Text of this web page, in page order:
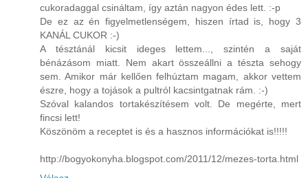
cukoradaggal csináltam, így aztán nagyon édes lett. :-p
De ez az én figyelmetlenségem, hiszen írtad is, hogy 3
KANÁL CUKOR :-)
A tésztánál kicsit ideges lettem..., szintén a saját
bénázásom miatt. Nem akart összeállni a tészta sehogy
sem. Amikor már kellően felhúztam magam, akkor vettem
észre, hogy a tojások a pultról kacsintgatnak rám. :-)
Szóval kalandos tortakészítésem volt. De megérte, mert
fincsi lett!
Köszönöm a receptet is és a hasznos információkat is!!!!!
http://bogyokonyha.blogspot.com/2011/12/mezes-torta.html